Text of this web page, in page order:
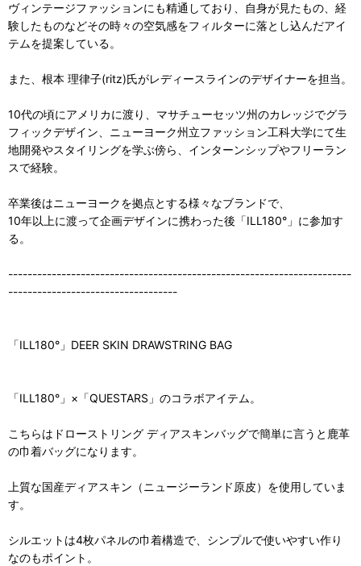
ヴィンテージファッションにも精通しており、自身が見たもの、経
験したものなどその時々の空気感をフィルターに落とし込んだアイ
テムを提案している。
また、根本 理律子(ritz)氏がレディースラインのデザイナーを担当。
10代の頃にアメリカに渡り、マサチューセッツ州のカレッジでグラ
フィックデザイン、ニューヨーク州立ファッション工科大学にて生
地開発やスタイリングを学ぶ傍ら、インターンシップやフリーラン
スで経験。
卒業後はニューヨークを拠点とする様々なブランドで、
10年以上に渡って企画デザインに携わった後「ILL180°」に参加す
る。
-----------------------------------------------------------------------
-----------------------------------
「ILL180°」DEER SKIN DRAWSTRING BAG
「ILL180°」×「QUESTARS」のコラボアイテム。
こちらはドローストリング ディアスキンバッグで簡単に言うと鹿革
の巾着バッグになります。
上質な国産ディアスキン（ニュージーランド原皮）を使用していま
す。
シルエットは4枚パネルの巾着構造で、シンプルで使いやすい作り
なのもポイント。